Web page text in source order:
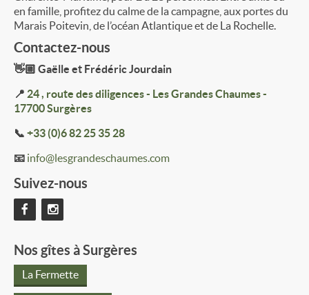
en famille, profitez du calme de la campagne, aux portes du
Marais Poitevin, de l’océan Atlantique et de La Rochelle.
Contactez-nous
👋🏼 Gaëlle et Frédéric Jourdain
📍 24 , route des diligences - Les Grandes Chaumes -
17700 Surgères
📞 +33 (0)6 82 25 35 28
📧 info@lesgrandeschaumes.com
Suivez-nous
Nos gîtes à Surgères
La Fermette